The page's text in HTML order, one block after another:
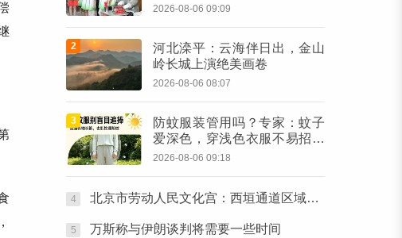
2026-08-06 09:09
2
河北滦平：云海伴日出，金山
岭长城上演绝美画卷
2026-08-06 08:07
3
防蚊服装管用吗？专家：蚊子
爱深色，穿浅色衣服不易招蚊
子
2026-08-06 09:18
4 北京市劳动人民文化宫：西垣通道区域将临时关闭
5 万斯称与伊朗谈判将需要一些时间